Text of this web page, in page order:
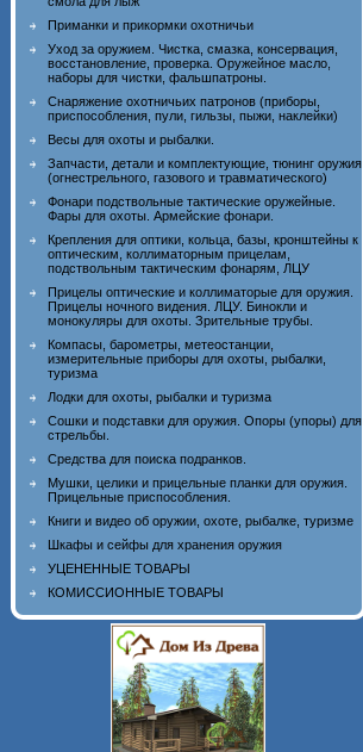
Приманки и прикормки охотничьи
Уход за оружием. Чистка, смазка, консервация,
восстановление, проверка. Оружейное масло,
наборы для чистки, фальшпатроны.
Снаряжение охотничьих патронов (приборы,
приспособления, пули, гильзы, пыжи, наклейки)
Весы для охоты и рыбалки.
Запчасти, детали и комплектующие, тюнинг оружия
(огнестрельного, газового и травматического)
Фонари подствольные тактические оружейные.
Фары для охоты. Армейские фонари.
Крепления для оптики, кольца, базы, кронштейны к
оптическим, коллиматорным прицелам,
подствольным тактическим фонарям, ЛЦУ
Прицелы оптические и коллиматорые для оружия.
Прицелы ночного видения. ЛЦУ. Бинокли и
монокуляры для охоты. Зрительные трубы.
Компасы, барометры, метеостанции,
измерительные приборы для охоты, рыбалки,
туризма
Лодки для охоты, рыбалки и туризма
Сошки и подставки для оружия. Опоры (упоры) для
стрельбы.
Средства для поиска подранков.
Мушки, целики и прицельные планки для оружия.
Прицельные приспособления.
Книги и видео об оружии, охоте, рыбалке, туризме
Шкафы и сейфы для хранения оружия
УЦЕНЕННЫЕ ТОВАРЫ
КОМИССИОННЫЕ ТОВАРЫ